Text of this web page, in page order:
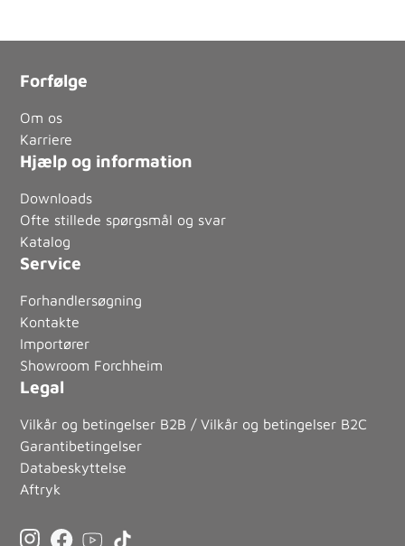
Forfølge
Om os
Karriere
Hjælp og information
Downloads
Ofte stillede spørgsmål og svar
Katalog
Service
Forhandlersøgning
Kontakte
Importører
Showroom Forchheim
Legal
Vilkår og betingelser B2B / Vilkår og betingelser B2C
Garantibetingelser
Databeskyttelse
Aftryk